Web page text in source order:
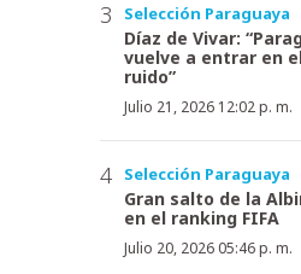
Selección Paraguaya
Díaz de Vivar:
vuelve a entrar en
ruido”
Julio 21, 2026 12:02 p. m.
Selección Paraguaya
Gran salto de la
en el ranking FIFA
Julio 20, 2026 05:46 p. m.